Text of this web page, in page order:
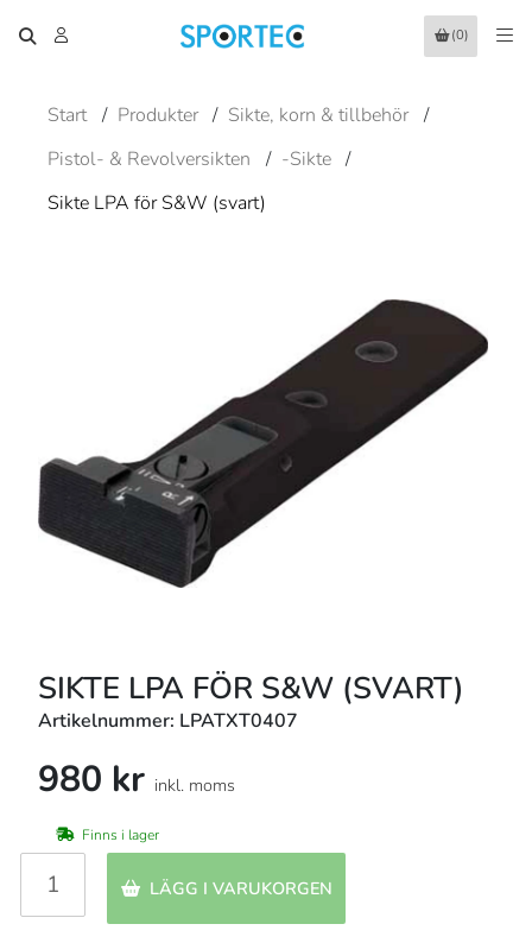
(0)
Start / Produkter / Sikte, korn & tillbehör /
Pistol- & Revolversikten
/ -Sikte /
Sikte LPA för S&W (svart)
SIKTE LPA FÖR S&W (SVART)
Artikelnummer: LPATXT0407
980 kr inkl. moms
Finns i lager
LÄGG I VARUKORGEN